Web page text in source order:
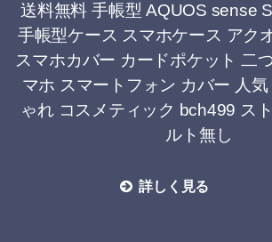
送料無料 手帳型 AQUOS sense
手帳型ケース スマホケース アク
スマホカバー カードポケット 二
マホ スマートフォン カバー 人
ゃれ コスメティック bch499 ス
ルト無し
詳しく見る